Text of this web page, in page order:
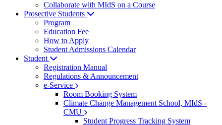
Collaborate with MIdS on a Course
Prosective Students
Program
Education Fee
How to Apply
Student Admissions Calendar
Student
Registration Manual
Regulations & Announcement
e-Service
Room Booking System
Climate Change Management School, MIdS -
CMU
Student Progress Tracking System